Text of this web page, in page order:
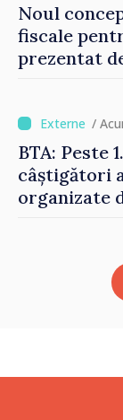
Noul
fiscale
prezentat
investițiile,
echilibrăm
consumului”
/
BTA: Peste
câștigători
organizate